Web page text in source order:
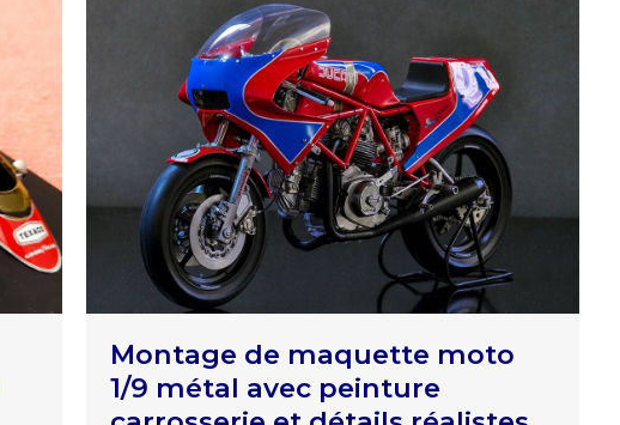
Montage de maquette moto
1/9 métal avec peinture